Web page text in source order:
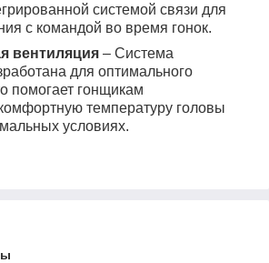
системой связи для
с командой во время гонок.
вентиляция – Система
для оптимального
помогает гонщикам
температуру головы
условиях.